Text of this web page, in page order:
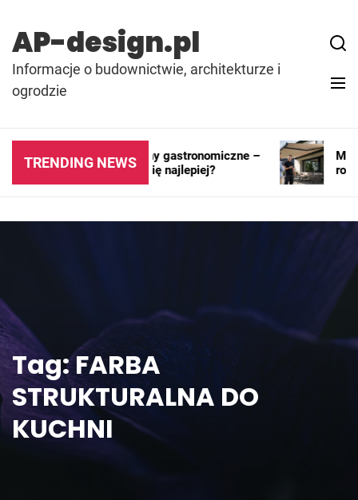
content
AP-design.pl
Informacje o budownictwie, architekturze i
ogrodzie
TRENDING NEWS
Kontenery i pawilony gastronomiczne –
gdzie sprawdzają się najlepiej?
Tag:FARBA
STRUKTURALNA DO
KUCHNI